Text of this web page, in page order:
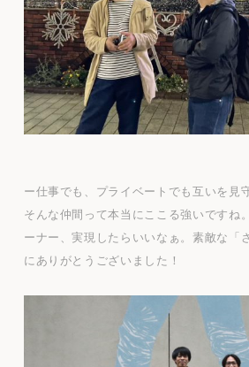
ー仕事でも、プライベートでも互いを見
そんな仲間って本当にここる強いですね
ーナー、実現したらいいなぁ。素敵な「
にありがとうございました！